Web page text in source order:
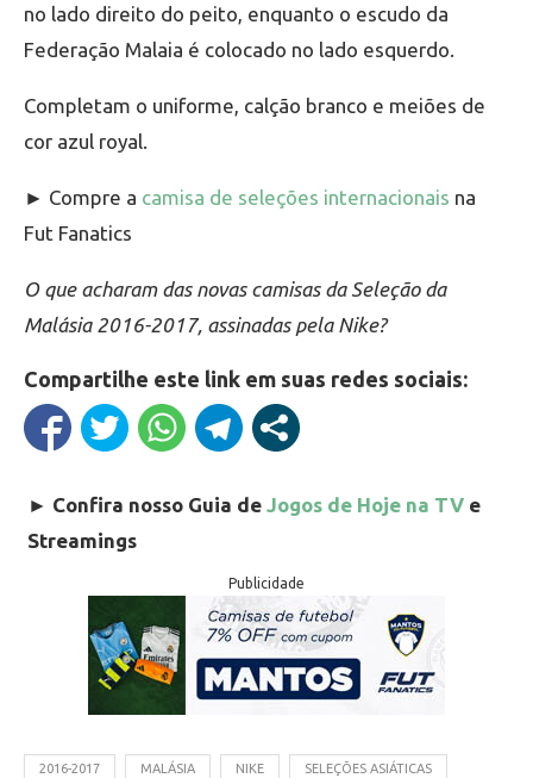
no lado direito do peito, enquanto o escudo da
Federação Malaia é colocado no lado esquerdo.
Completam o uniforme, calção branco e meiões de
cor azul royal.
► Compre a camisa de seleções internacionais na
Fut Fanatics
O que acharam das novas camisas da Seleção da
Malásia 2016-2017, assinadas pela Nike?
Compartilhe este link em suas redes sociais:
► Confira nosso Guia de Jogos de Hoje na TV e
Streamings
Publicidade
2016-2017 MALÁSIA NIKE SELEÇÕES ASIÁTICAS